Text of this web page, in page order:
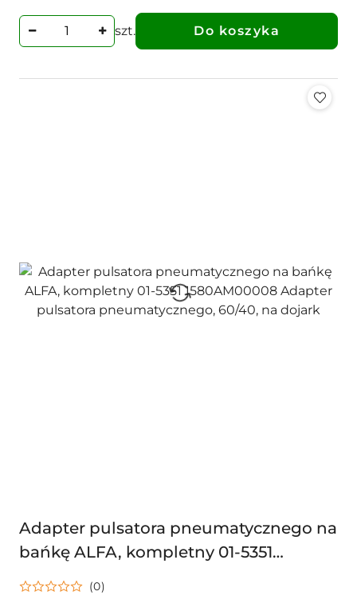
szt. Do koszyka
Adapter pulsatora pneumatycznego na
bańkę ALFA, kompletny 01-5351
1580AM00008 Adapter pulsatora
(0)